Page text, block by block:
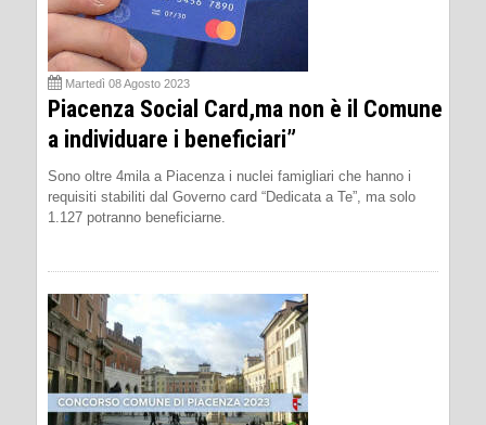
Martedì 08 Agosto 2023
Piacenza Social Card,ma non è il Comune
a individuare i beneficiari”
Sono oltre 4mila a Piacenza i nuclei famigliari che hanno i
requisiti stabiliti dal Governo card “Dedicata a Te”, ma solo
1.127 potranno beneficiarne.